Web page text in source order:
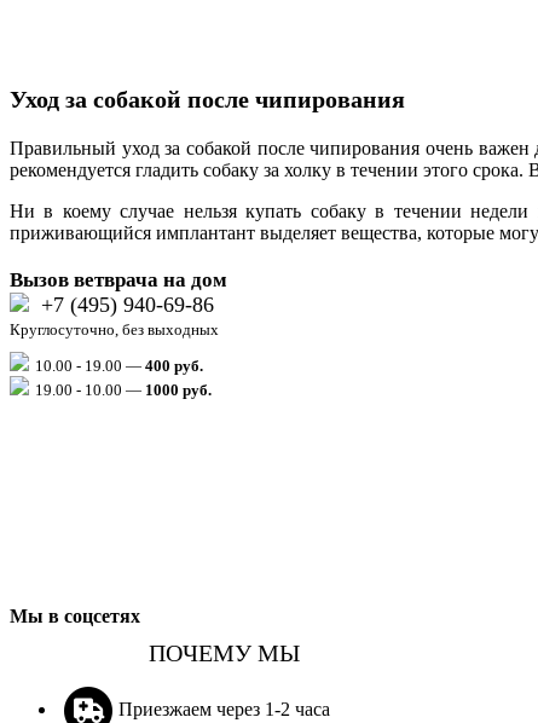
Уход за собакой после чипирования
Правильный уход за собакой после чипирования очень
рекомендуется гладить собаку за холку в течении этого
Ни в коему случае нельзя купать собаку в течении
приживающийся имплантант выделяет вещества, которые
Вызов ветврача на дом
+7 (495) 940-69-86
Круглосуточно, без выходных
10.00 - 19.00 — 400 руб.
19.00 - 10.00 — 1000 руб.
Мы в соцсетях
ПОЧЕМУ МЫ
Приезжаем через 1-2 часа